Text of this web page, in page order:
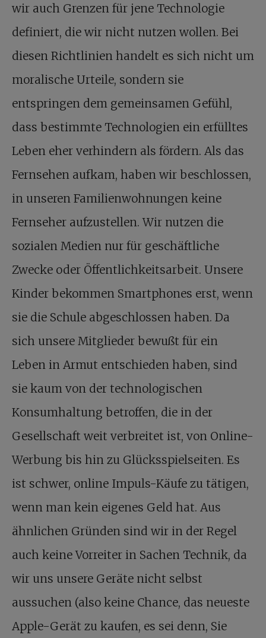
wir auch Grenzen für jene Technologie
definiert, die wir nicht nutzen wollen. Bei
diesen Richtlinien handelt es sich nicht um
moralische Urteile, sondern sie
entspringen dem gemeinsamen Gefühl,
dass bestimmte Technologien ein erfülltes
Leben eher verhindern als fördern. Als das
Fernsehen aufkam, haben wir beschlossen,
in unseren Familienwohnungen keine
Fernseher aufzustellen. Wir nutzen die
sozialen Medien nur für geschäftliche
Zwecke oder Öffentlichkeitsarbeit. Unsere
Kinder bekommen Smartphones erst, wenn
sie die Schule abgeschlossen haben. Da
sich unsere Mitglieder bewußt für ein
Leben in Armut entschieden haben, sind
sie kaum von der technologischen
Konsumhaltung betroffen, die in der
Gesellschaft weit verbreitet ist, von Online-
Werbung bis hin zu Glücksspielseiten. Es
ist schwer, online Impuls-Käufe zu tätigen,
wenn man kein eigenes Geld hat. Aus
ähnlichen Gründen sind wir in der Regel
auch keine Vorreiter in Sachen Technik, da
wir uns unsere Geräte nicht selbst
aussuchen (also keine Chance, das neueste
Apple-Gerät zu kaufen, es sei denn, Sie